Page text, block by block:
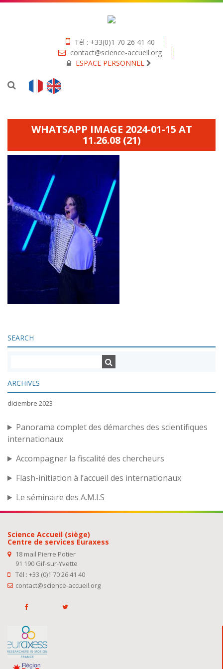
Tél : +33(0)1 70 26 41 40
contact@science-accueil.org
ESPACE PERSONNEL
WHATSAPP IMAGE 2024-01-15 AT
11.26.08 (21)
SEARCH
ARCHIVES
diciembre 2023
Panorama complet des démarches des scientifiques
internationaux
Accompagner la fiscalité des chercheurs
Flash-initiation à l’accueil des internationaux
Le séminaire des A.M.I.S
Science Accueil (siège)
Centre de services Euraxess
18 mail Pierre Potier
91 190 Gif-sur-Yvette
Tél : +33 (0)1 70 26 41 40
contact@science-accueil.org